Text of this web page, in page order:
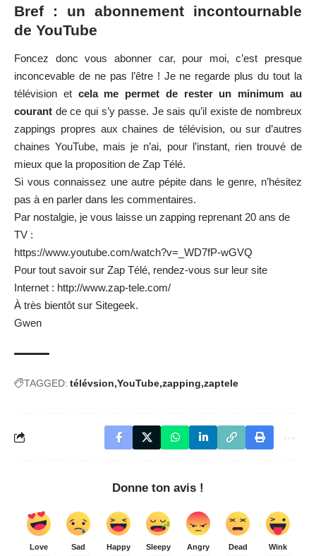
Bref : un abonnement incontournable
de YouTube
Foncez donc vous abonner car, pour moi, c’est presque
inconcevable de ne pas l’être ! Je ne regarde plus du tout la
télévision et cela me permet de rester un minimum au
courant de ce qui s’y passe. Je sais qu’il existe de nombreux
zappings propres aux chaines de télévision, ou sur d’autres
chaines YouTube, mais je n’ai, pour l’instant, rien trouvé de
mieux que la proposition de Zap Télé.
Si vous connaissez une autre pépite dans le genre, n’hésitez
pas à en parler dans les commentaires.
Par nostalgie, je vous laisse un zapping reprenant 20 ans de
TV :
https://www.youtube.com/watch?v=_WD7fP-wGVQ
Pour tout savoir sur Zap Télé, rendez-vous sur leur site
Internet : http://www.zap-tele.com/
À très bientôt sur Sitegeek.
Gwen
TAGGED: télévsion YouTube zapping zaptele
Donne ton avis !
Love Sad Happy Sleepy Angry Dead Wink